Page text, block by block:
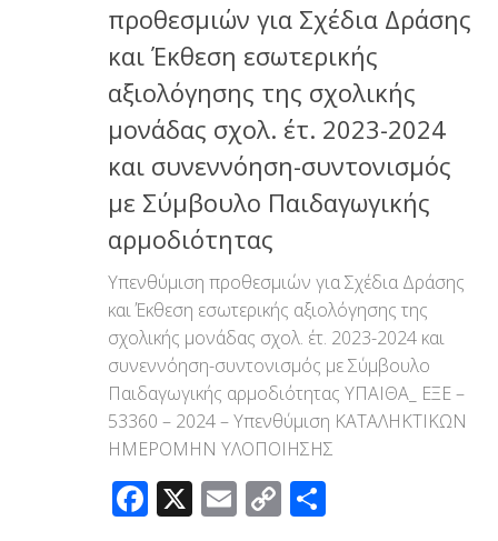
προθεσμιών για Σχέδια Δράσης
και Έκθεση εσωτερικής
αξιολόγησης της σχολικής
μονάδας σχολ. έτ. 2023-2024
και συνεννόηση-συντονισμός
με Σύμβουλο Παιδαγωγικής
αρμοδιότητας
Υπενθύμιση προθεσμιών για Σχέδια Δράσης
και Έκθεση εσωτερικής αξιολόγησης της
σχολικής μονάδας σχολ. έτ. 2023-2024 και
συνεννόηση-συντονισμός με Σύμβουλο
Παιδαγωγικής αρμοδιότητας ΥΠΑΙΘΑ_ ΕΞΕ –
53360 – 2024 – Υπενθύμιση ΚΑΤΑΛΗΚΤΙΚΩΝ
ΗΜΕΡΟΜΗΝ ΥΛΟΠΟΙΗΣΗΣ
Facebook
X Email
Copy